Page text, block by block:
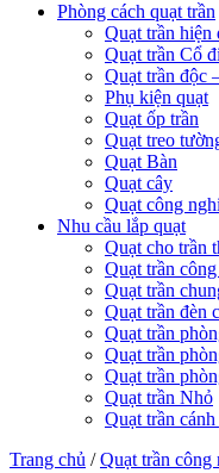
Phòng cách quạt trần
Quạt trần hiện
Quạt trần Cổ
Quạt trần độc
Phụ kiện quạt
Quạt ốp trần
Quạt treo
Quạt Bàn
Quạt cây
Quạt công
Nhu cầu lắp quạt
Quạt cho trần
Quạt trần
Quạt trần
Quạt trần đèn
Quạt trần
Quạt trần
Quạt trần
Quạt trần Nhỏ
Quạt trần
Trang chủ /Quạt trần công